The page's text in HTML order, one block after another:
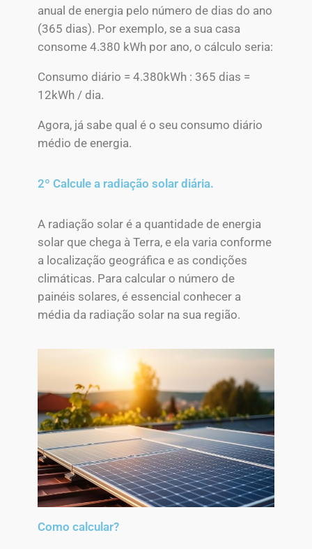
anual de energia pelo número de dias do ano
(365 dias). Por exemplo, se a sua casa
consome 4.380 kWh por ano, o cálculo seria:
Consumo diário = 4.380kWh : 365 dias =
12kWh / dia.
Agora, já sabe qual é o seu consumo diário
médio de energia.
2º Calcule a radiação solar diária.
A radiação solar é a quantidade de energia
solar que chega à Terra, e ela varia conforme
a localização geográfica e as condições
climáticas. Para calcular o número de
painéis solares, é essencial conhecer a
média da radiação solar na sua região.
Como calcular?